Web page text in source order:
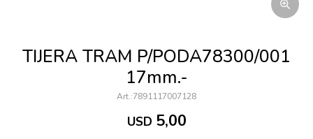
TIJERA TRAM P/PODA78300/001
17mm.-
7891117007128
USD 5,00